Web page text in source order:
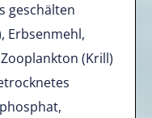
geschälten
Erbsenmehl,
(Krill)